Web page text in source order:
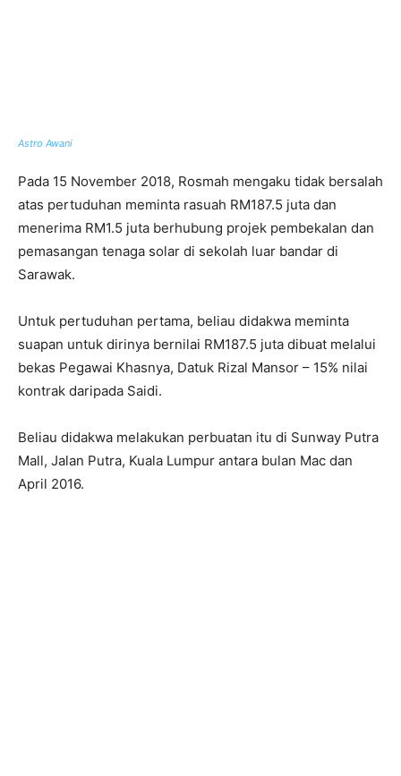
Astro Awani
Pada 15 November 2018, Rosmah mengaku tidak bersalah
atas pertuduhan meminta rasuah RM187.5 juta dan
menerima RM1.5 juta berhubung projek pembekalan dan
pemasangan tenaga solar di sekolah luar bandar di
Sarawak.
Untuk pertuduhan pertama, beliau didakwa meminta
suapan untuk dirinya bernilai RM187.5 juta dibuat melalui
bekas Pegawai Khasnya, Datuk Rizal Mansor – 15% nilai
kontrak daripada Saidi.
Beliau didakwa melakukan perbuatan itu di Sunway Putra
Mall, Jalan Putra, Kuala Lumpur antara bulan Mac dan
April 2016.